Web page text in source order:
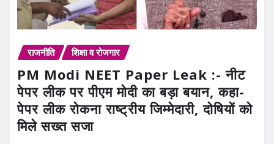
राजनीति शिक्षा व रोजगार
PM Modi NEET Paper Leak :- नीट
पेपर लीक पर पीएम मोदी का बड़ा बयान, कहा-
पेपर लीक रोकना राष्ट्रीय जिम्मेदारी, दोषियों को
मिले सख्त सजा